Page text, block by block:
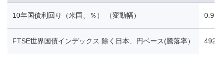
10年国債利回り（米国、％） （変動幅） 0.91
FTSE世界国債インデックス 除く日本、円ベース(騰落率）